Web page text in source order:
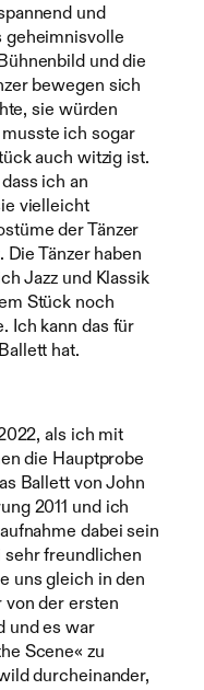
und
geheimnisvolle
und die
bewegen sich
sie würden
ich sogar
auch witzig ist.
ich an
vielleicht
der Tänzer
Tänzer haben
Jazz und Klassik
Stück noch
Ich kann das für
hat.
als ich mit
die Hauptprobe
Ballett von John
2011 und ich
dabei sein
freundlichen
uns gleich in den
von der ersten
und es war
Scene« zu
durcheinander,